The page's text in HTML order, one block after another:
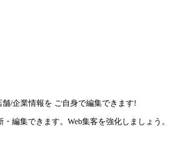
舗/企業情報を ご自身で編集できます!
編集できます。Web集客を強化しましょう。